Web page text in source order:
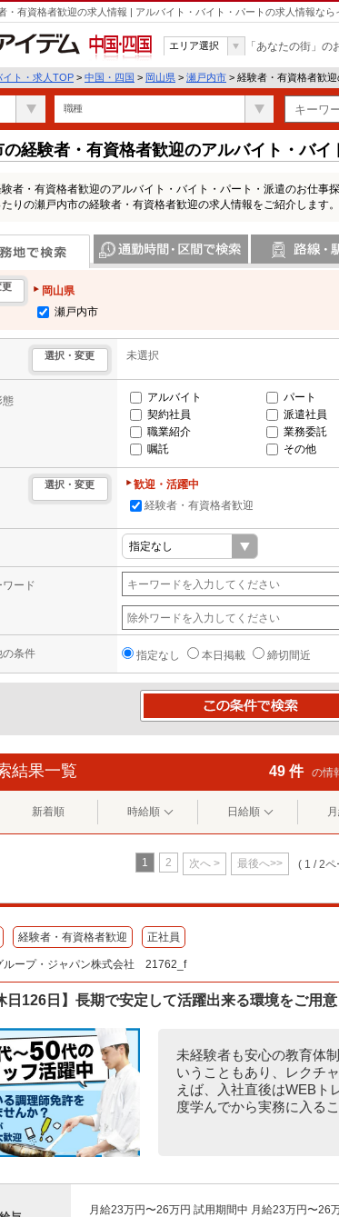
・有資格者歓迎の求人情報 | アルバイト・バイト・パートの求人情報なら
中国・四国
エリア選択 「あなたの街」
イト・求人TOP > 中国・四国 > 岡山県 > 瀬戸内市 > 経験者・有資格者歓
職種
の経験者・有資格者歓迎のアルバイト・バ
者・有資格者歓迎のアルバイト・バイト・パート・派遣のお仕事
りの瀬戸内市の経験者・有資格者歓迎の求人情報をご紹介します。
岡山県
瀬戸内市
選択・変更 未選択
態 アルバイト パート
契約社員
派遣社員
職業紹介
業務委託
嘱託
その他
選択・変更
歓迎・活躍中
経験者・有資格者歓迎
ワード
の条件 指定なし 本日掲載 締切間近
結果一覧 49 件 の情
新着順 時給順 日給順
1 2 次へ > 最後へ>> ( 1 / 2ペ
経験者・有資格者歓迎 正社員
ループ・ジャパン株式会社 21762_f
日126日】長期で安定して活躍出来る環境をご用
未経験者も安心の教育体
いうこともあり、レクチ
えば、入社直後はWEBト
度学んでから実務に入る
月給23万円〜26万円 試用期間中 月給23万円〜26